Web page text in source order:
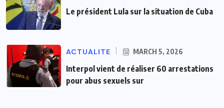
Le président Lula sur la situation de Cuba
ACTUALITE MARCH 5, 2026
Interpol vient de réaliser 60 arrestations
pour abus sexuels sur